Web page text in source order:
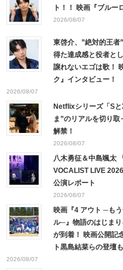
ト！！ 映画『ブルー
2026/08/07
東啓介、”絶対的王者
得た達成感と役者と
譲れないエゴは歌！
ク』インタビュー！
2026/08/07
Netflixシリーズ「S
ま”のリアルを切り
解禁！
2026/08/07
八木勇征＆中島颯太
VOCALIST LIVE
公演レポート
2026/08/07
映画『4 アウト ─も
ル─』物語のはじま
が到着！ 映画公開記
ト黒島結菜らの登壇も
2026/08/07